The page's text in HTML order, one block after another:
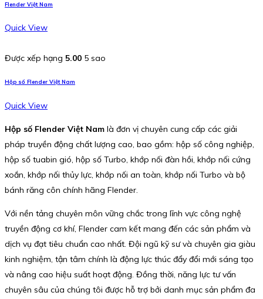
Flender Việt Nam
Quick View
Được xếp hạng 5.00 5 sao
Hộp số Flender Việt Nam
Quick View
Hộp số Flender Việt Nam là đơn vị chuyên cung cấp các giải
pháp truyền động chất lượng cao, bao gồm: hộp số công nghiệp,
hộp số tuabin gió, hộp số Turbo, khớp nối đàn hồi, khớp nối cứng
xoắn, khớp nối thủy lực, khớp nối an toàn, khớp nối Turbo và bộ
bánh răng côn chính hãng Flender.
Với nền tảng chuyên môn vững chắc trong lĩnh vực công nghệ
truyền động cơ khí, Flender cam kết mang đến các sản phẩm và
dịch vụ đạt tiêu chuẩn cao nhất. Đội ngũ kỹ sư và chuyên gia giàu
kinh nghiệm, tận tâm chính là động lực thúc đẩy đổi mới sáng tạo
và nâng cao hiệu suất hoạt động. Đồng thời, năng lực tư vấn
chuyên sâu của chúng tôi được hỗ trợ bởi danh mục sản phẩm đa